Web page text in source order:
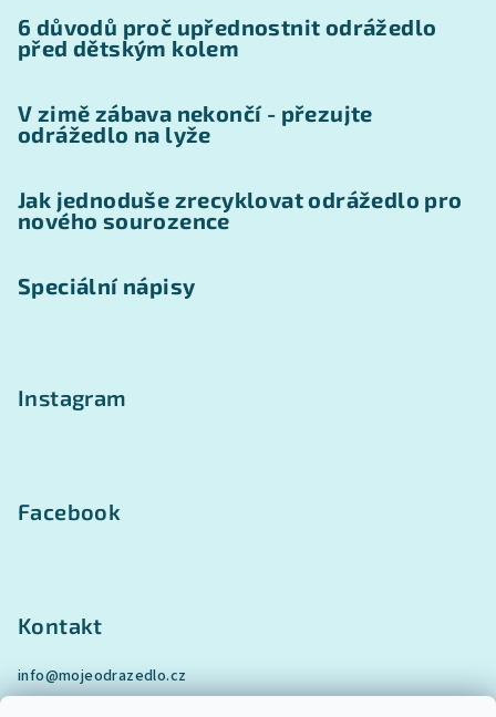
6 důvodů proč upřednostnit odrážedlo
před dětským kolem
V zimě zábava nekončí - přezujte
odrážedlo na lyže
Jak jednoduše zrecyklovat odrážedlo pro
nového sourozence
Speciální nápisy
Instagram
Facebook
Kontakt
info@mojeodrazedlo.cz